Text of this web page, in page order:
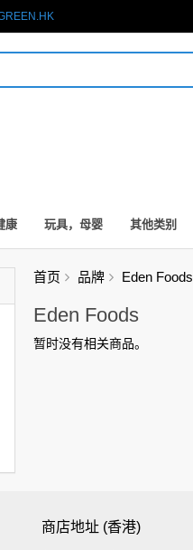
康 玩具，母婴 其他类别
首页 品牌 Eden Foods
Eden Foods
暂时没有相关商品。
商店地址 (香港)